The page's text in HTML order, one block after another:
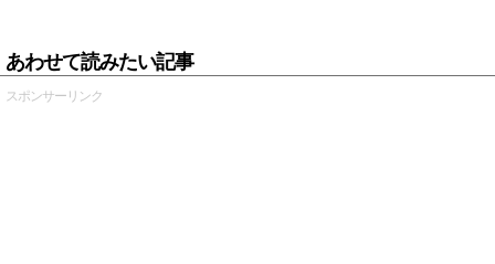
あわせて読みたい記事
スポンサーリンク